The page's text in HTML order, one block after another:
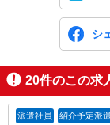
シ
20件のこの求
派遣社員 紹介予定派遣